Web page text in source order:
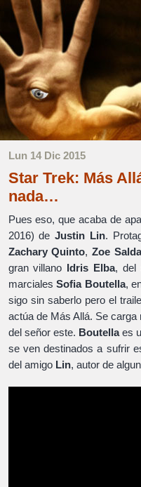
Lun 14 Dic 2015
Star Trek: Más
nada…
Pues eso, que acaba de
2016) deJustin Lin.
Zachary Quinto,Zoe
gran villano Idris Elba, del
marcialesSofia Boutella,
sigo sin saberlo pero el
actúa de Más Allá. Se
del señor este. Boutellaes
se ven destinados a sufrir
del amigo Lin, autor de